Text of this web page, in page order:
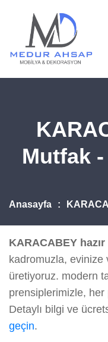
Mutfak
Anasayfa
KARACABEY
kadromuzla, evinize
üretiyoruz. modern
prensiplerimizle, her
Detaylı bilgi ve
geçin.